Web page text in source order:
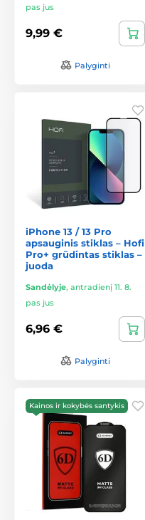
pas jus
9,99 €
Palyginti
iPhone 13 / 13 Pro
apsauginis stiklas – Hofi
Pro+ grūdintas stiklas –
juoda
Sandėlyje, antradienį 11. 8.
pas jus
6,96 €
Palyginti
Kainos ir kokybės santykis